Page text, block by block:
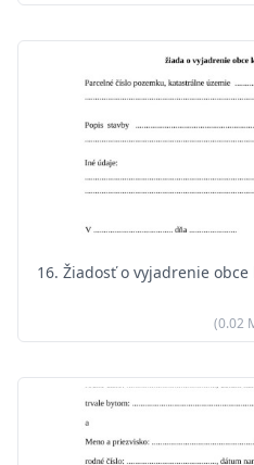
16. Žiadosť o vyjadrenie
(0.02